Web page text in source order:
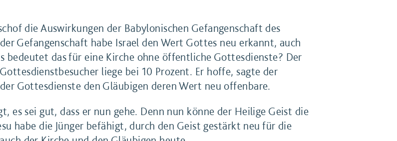
die Auswirkungen der Babylonischen Gefangenschaft des
Gefangenschaft habe Israel den Wert Gottes neu erkannt, auch
bedeutet das für eine Kirche ohne öffentliche Gottesdienste? Der
liege bei 10 Prozent. Er hoffe, sagte der
Gottesdienste den Gläubigen deren Wert neu offenbare.
es sei gut, dass er nun gehe. Denn nun könne der Heilige Geist die
habe die Jünger befähigt, durch den Geist gestärkt neu für die